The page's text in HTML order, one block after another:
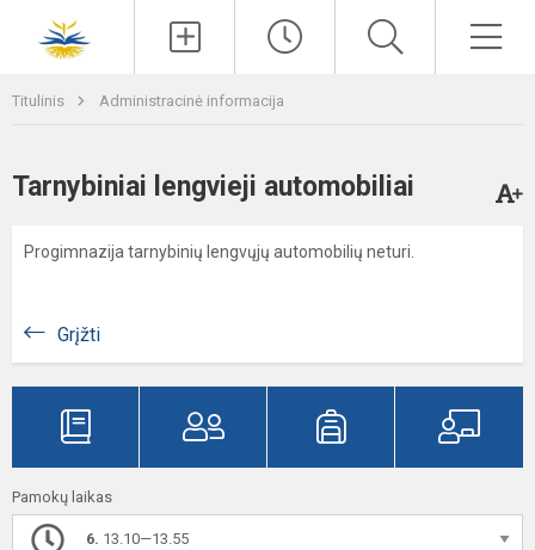
Titulinis Administracinė informacija
Tarnybiniai lengvieji automobiliai
Progimnazija tarnybinių lengvųjų automobilių neturi.
Grįžti
Pamokų laikas
6. 13.10—13.55